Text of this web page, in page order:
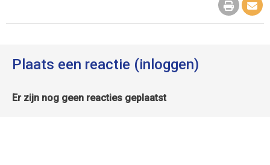
Plaats een reactie (inloggen)
Er zijn nog geen reacties geplaatst